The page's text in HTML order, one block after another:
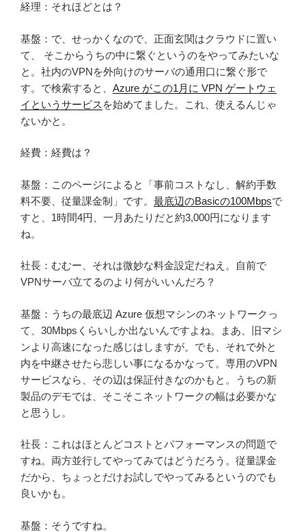
経理：それほどとは？
基盤：で、せっかくなので、正面玄関はクラウドに置い
て、 そこからうちの中に繋ぐというのをやってみたいな
と。社内のVPNを外向けのサーバの通用口に繋ぐ形で
す。で検索すると、 Azure がこの1月に VPN ゲートウェ
イというサービス を始めてました。これ、使えるんじゃ
ないかと。
経費：経費は？
基盤：このページによると「事前コストなし、解約手数
料不要、従量課金制」です。 最底辺のBasicの100Mbpsで
すと、1時間4円、一月あたりだと約3,000円になります
ね。
社長：むむー、それは微妙な料金設定だねえ。自前で
VPNサーバ立てるのより何がいいんだろ？
基盤：うちの最底辺 Azure 仮想マシンのネットワークっ
て、30Mbpsくらいしか出ないんですよね。まあ、旧マシ
ンより高速になった感じはしますが。でも、それで外と
内を中継させたら悲しい事になるかなって。専用のVPN
サービスなら、その辺は保証付きなのかもと。うちの新
製品のデモでは、そこそこネットワークの幅は必要かな
と思うし。
社長：これはほとんどコストとパフォーマンスの問題で
すね。両方並行してやってみてはどうだろう。従量課金
だから、ちょっとだけお試しでやってみるというのでも
良いかも。
基盤：そうですね。